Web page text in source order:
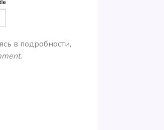
в подробности,
.